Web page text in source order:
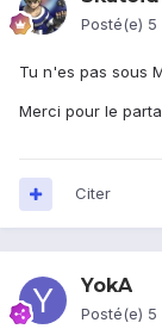
Posté(e) 5
Tu n'es pas sous
Merci pour le
Citer
YokA
Posté(e) 5